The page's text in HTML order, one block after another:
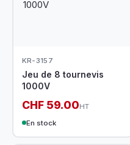
KR-3157
Jeu de 8 tournevis
1000V
CHF 59.00HT
En stock